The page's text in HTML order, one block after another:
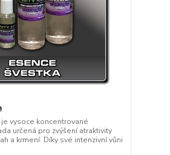
vysoce koncentrované
určená pro zvýšení atraktivity
a krmení. Díky své intenzivní vůni